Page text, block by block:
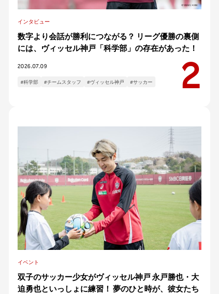
インタビュー
数字より会話が勝利につながる？ リーグ優勝の裏側
には、ヴィッセル神戸「科学部」の存在があった！
2026.07.09
#科学部 #チームスタッフ #ヴィッセル神戸 #サッカー
イベント
双子のサッカー少女がヴィッセル神戸 永戸勝也・大
迫勇也といっしょに練習！ 夢のひと時が、彼女たち